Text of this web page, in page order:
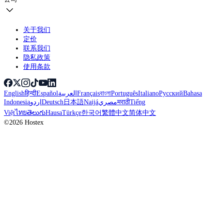
关于我们
定价
联系我们
隐私政策
使用条款
Englishहिन्दीEspañolالعربيةFrançaisবাংলাPortuguêsItalianoРусскийBahasa
IndonesiaاردوDeutsch日本語NaijáمصريमराठीTiếng
ViệtไทยతెలుగుHausaTürkçe한국어繁體中文简体中文
©2026 Hostex